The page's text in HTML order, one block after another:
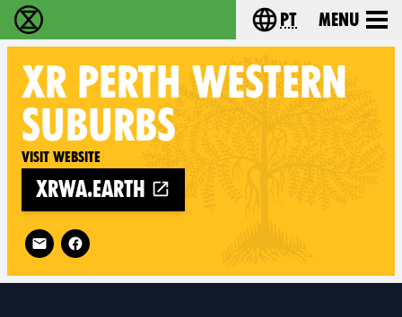
Extinction Rebellion - Home Choose your
pt Menu
XR PERTH WESTERN
SUBURBS
Visit website
xrwa.earth
Follow XR Perth Western Suburbs on